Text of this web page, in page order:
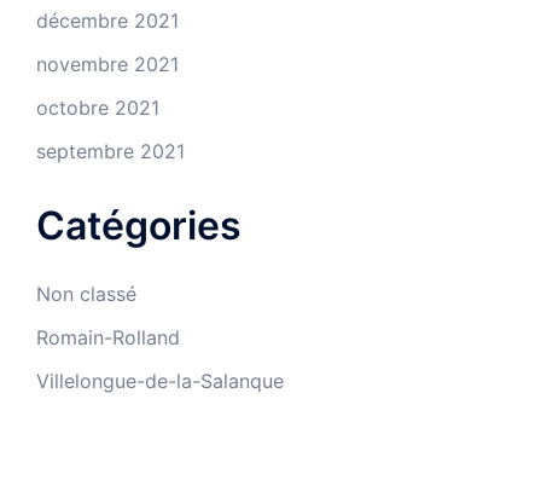
décembre 2021
novembre 2021
octobre 2021
septembre 2021
Catégories
Non classé
Romain-Rolland
Villelongue-de-la-Salanque